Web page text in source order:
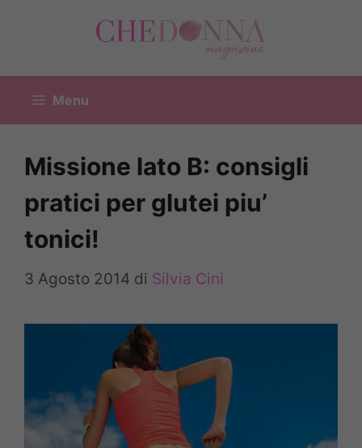
Menu
Missione lato B: consigli
pratici per glutei piu’
tonici!
3 Agosto 2014 di Silvia Cini